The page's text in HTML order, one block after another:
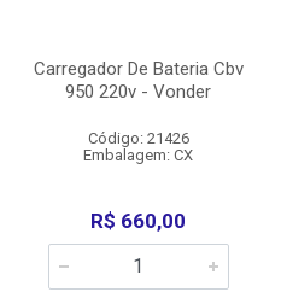
Carregador De Bateria Cbv
950 220v - Vonder
Código: 21426
Embalagem: CX
R$ 660,00